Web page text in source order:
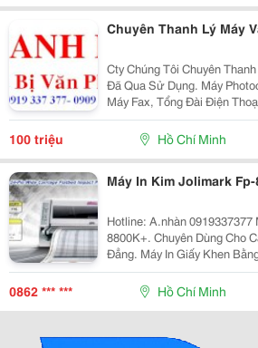
Chuyên Thanh Lý Máy
Cty Chúng Tôi Chuyên
Đã Qua Sử Dụng. Máy Photocopy, Máy In , Máy Vi Tính,
Máy Fax, Tổng Đài Điện
Vi.... Thủ Tục Nhanh Gọn. Thanh Toán Tiền 1 Lần.
Không Ngại Xa. Thanh Lý
100 triệu Hồ Chí Minh
Máy In Kim Jolimark Fp-
Hotline: A.nhàn 0919337377 Máy In Jolimark Fp-
8800K+. Chuyên Dùng Cho Các Trường Đại Học, Cao
Đẳng. Máy In Giấy Khen Bằng Khen, Hóa Đơn, Máy In
Bằng Khen Khổ A3, Máy In Giấy Khen Khổ A3, Máy In
Bằng Tốt Nghiệp, Máy Chuyên
0862 *** *** Hồ Chí Minh